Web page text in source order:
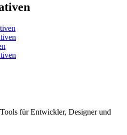
für Entwickler, Designer und